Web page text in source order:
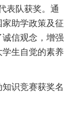
表队获奖。通
助学政策及征
信观念，增强
生自觉的素养
识竞赛获奖名